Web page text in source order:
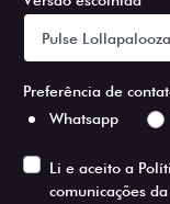
Preferência de
Whatsapp
Li e aceito a
comunicações